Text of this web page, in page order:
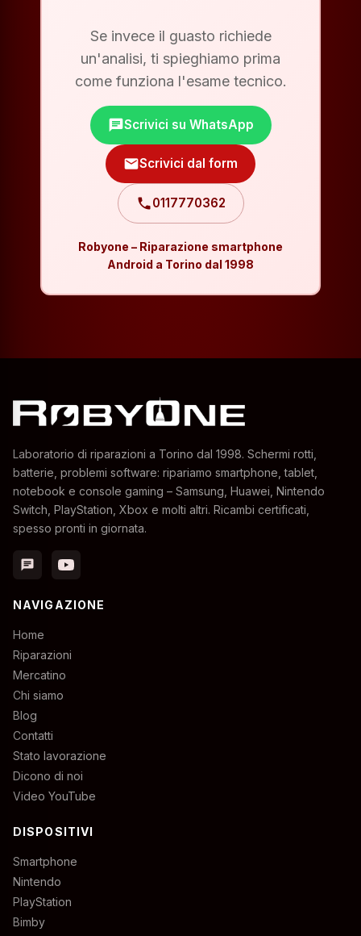
Se invece il guasto richiede
un'analisi, ti spieghiamo prima
come funziona l'esame tecnico.
chatScrivici su WhatsApp
mailScrivici dal form
phone0117770362
Robyone – Riparazione smartphone
Android a Torino dal 1998
Laboratorio di riparazioni a Torino dal 1998. Schermi rotti,
batterie, problemi software: ripariamo smartphone, tablet,
notebook e console gaming – Samsung, Huawei, Nintendo
Switch, PlayStation, Xbox e molti altri. Ricambi certificati,
spesso pronti in giornata.
chat
NAVIGAZIONE
Home
Riparazioni
Mercatino
Chi siamo
Blog
Contatti
Stato lavorazione
Dicono di noi
Video YouTube
DISPOSITIVI
Smartphone
Nintendo
PlayStation
Bimby